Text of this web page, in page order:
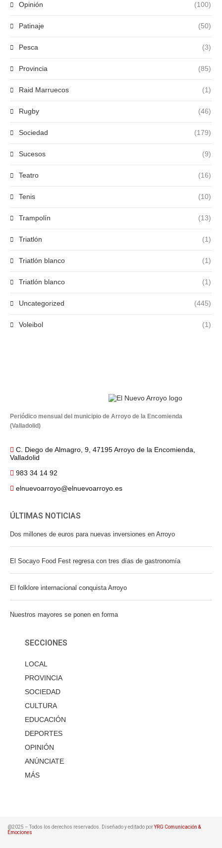
Opinión (100)
Patinaje (50)
Pesca (3)
Provincia (85)
Raid Marruecos (1)
Rugby (46)
Sociedad (179)
Sucesos (9)
Teatro (16)
Tenis (10)
Trampolín (13)
Triatlón (1)
Triatlón blanco (1)
Triatlón blanco (1)
Uncategorized (445)
Voleibol (1)
Periódico mensual del municipio de Arroyo de la Encomienda
(Valladolid)
C. Diego de Almagro, 9, 47195 Arroyo de la Encomienda,
Valladolid
983 34 14 92
elnuevoarroyo@elnuevoarroyo.es
ÚLTIMAS NOTICIAS
Dos millones de euros para nuevas inversiones en Arroyo
El Socayo Food Fest regresa con tres días de gastronomía
El folklore internacional conquista Arroyo
Nuestros mayores se ponen en forma
SECCIONES
LOCAL
PROVINCIA
SOCIEDAD
CULTURA
EDUCACIÓN
DEPORTES
OPINIÓN
ANÚNCIATE
MÁS
@2025 – Todos los derechos reservados. Diseñado y editado porYRG Comunicación &
Emociones